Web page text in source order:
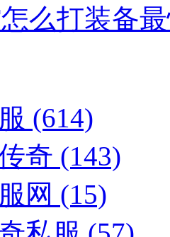
么打装备
(614)
奇 (143)
网 (15)